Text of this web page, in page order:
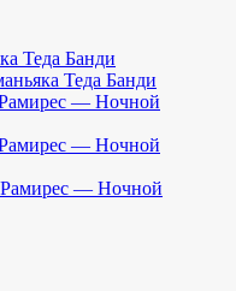
Теда Банди
Теда Банди
— Ночной
— Ночной
— Ночной